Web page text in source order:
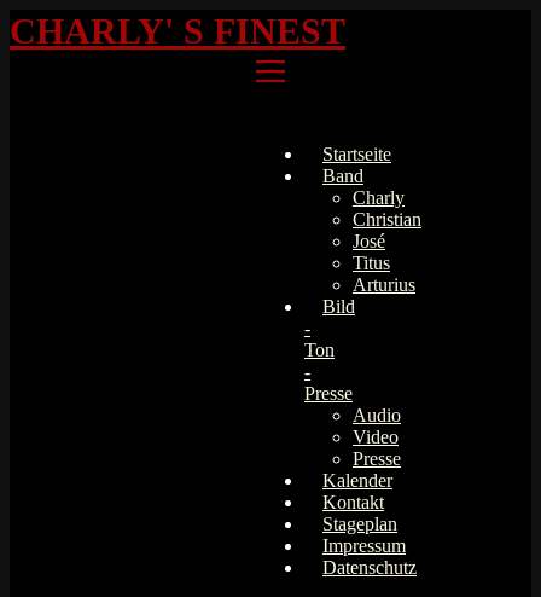
CHARLY' S FINEST
Startseite
Band
Charly
Christian
José
Titus
Arturius
Bild
-
Ton
-
Presse
Audio
Video
Presse
Kalender
Kontakt
Stageplan
Impressum
Datenschutz